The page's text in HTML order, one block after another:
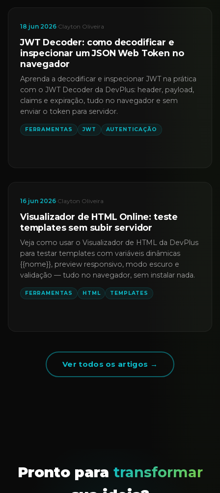
18 jun 2026·Clayton Oliveira
JWT Decoder: como decodificar e
inspecionar um JSON Web Token no
navegador
Aprenda a decodificar e inspecionar JWT na prática
com o JWT Decoder da DevPlus: header, payload,
claims e expiração, tudo no navegador e sem
enviar o token para servidor.
FERRAMENTAS JWT AUTENTICAÇÃO
16 jun 2026·Clayton Oliveira
Visualizador de HTML Online: teste
templates sem subir servidor
Veja como usar o Visualizador de HTML da DevPlus
para testar templates com variáveis dinâmicas
{{nome}}, preview responsivo, modo escuro e
validação — tudo no navegador, sem instalar nada.
FERRAMENTAS HTML TEMPLATES
Ver todos os artigos →
Pronto para transformar